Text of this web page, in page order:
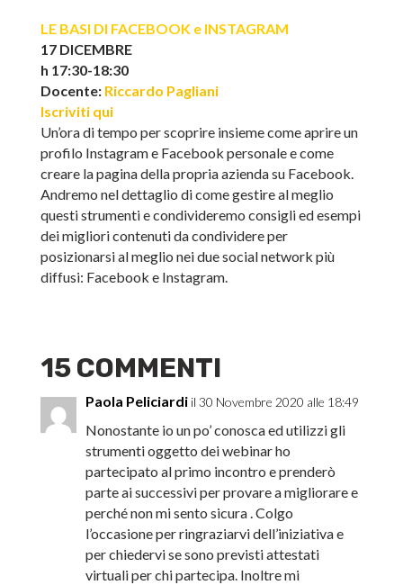
LE BASI DI FACEBOOK e INSTAGRAM
17 DICEMBRE
h 17:30-18:30
Docente: Riccardo Pagliani
Iscriviti qui
Un’ora di tempo per scoprire insieme come aprire un
profilo Instagram e Facebook personale e come
creare la pagina della propria azienda su Facebook.
Andremo nel dettaglio di come gestire al meglio
questi strumenti e condivideremo consigli ed esempi
dei migliori contenuti da condividere per
posizionarsi al meglio nei due social network più
diffusi: Facebook e Instagram.
15 COMMENTI
Paola Peliciardi il 30 Novembre 2020 alle 18:49
Nonostante io un po’ conosca ed utilizzi gli
strumenti oggetto dei webinar ho
partecipato al primo incontro e prenderò
parte ai successivi per provare a migliorare e
perché non mi sento sicura . Colgo
l’occasione per ringraziarvi dell’iniziativa e
per chiedervi se sono previsti attestati
virtuali per chi partecipa. Inoltre mi